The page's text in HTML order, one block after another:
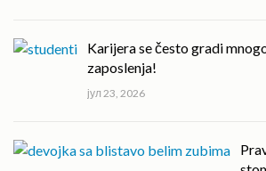
Karijera se često gradi
zaposlenja!
јул 23, 2026